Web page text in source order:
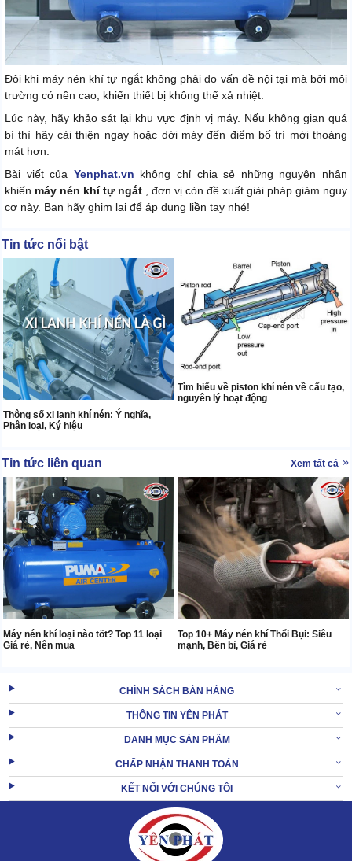
Đôi khi máy nén khí tự ngắt không phải do vấn đề nội tại mà bởi môi
trường có nền cao, khiến thiết bị không thể xả nhiệt.
Lúc này, hãy khảo sát lại khu vực định vị máy. Nếu không gian quá
bí thì hãy cải thiện ngay hoặc dời máy đến điểm bố trí mới thoáng
mát hơn.
Bài viết của Yenphat.vn không chỉ chia sẻ những nguyên nhân
khiến máy nén khí tự ngắt , đơn vị còn đề xuất giải pháp giảm nguy
cơ này. Bạn hãy ghim lại để áp dụng liền tay nhé!
Tin tức nổi bật
Thông số xi lanh khí nén: Ý nghĩa,
Phân loại, Ký hiệu
Tìm hiểu về piston khí nén về cấu tạo,
nguyên lý hoạt động
Tin tức liên quan Xem tất cả
Máy nén khí loại nào tốt? Top 11 loại
Giá rẻ, Nên mua
Top 10+ Máy nén khí Thổi Bụi: Siêu
mạnh, Bền bỉ, Giá rẻ
CHÍNH SÁCH BÁN HÀNG
THÔNG TIN YÊN PHÁT
DANH MỤC SẢN PHẨM
CHẤP NHẬN THANH TOÁN
KẾT NỐI VỚI CHÚNG TÔI